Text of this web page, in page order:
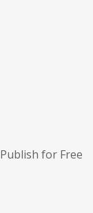
Publish for Free